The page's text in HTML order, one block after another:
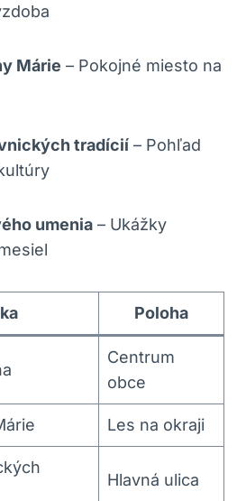
Márie – Pokojné miesto na
tradícií – Pohľad
umenia – Ukážky
Poloha
Centrum
obce
Les na okraji
Hlavná ulica